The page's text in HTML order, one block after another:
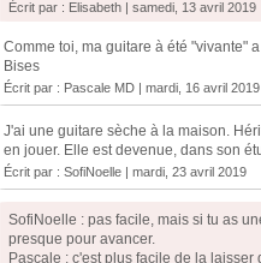
Écrit par : Elisabeth | samedi, 13 avril 2019
Comme toi, ma guitare à été "vivante"
Bises
Écrit par : Pascale MD | mardi, 16 avril 2019
J'ai une guitare sèche à la maison.
en jouer. Elle est devenue, dans son
Écrit par : SofiNoelle | mardi, 23 avril 2019
SofiNoelle : pas facile, mais si tu as
presque pour avancer.
Pascale : c'est plus facile de la